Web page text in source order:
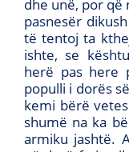
dhe unë, por që
pasnesër
të tentoj ta
ishte, se
herë pas here
populli i dorës
kemi bërë
shumë na ka
armiku jashtë.